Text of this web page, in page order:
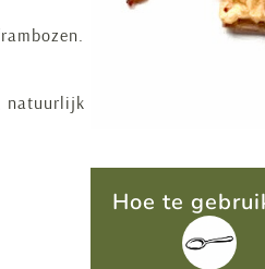
natuurlijk
Hoe te